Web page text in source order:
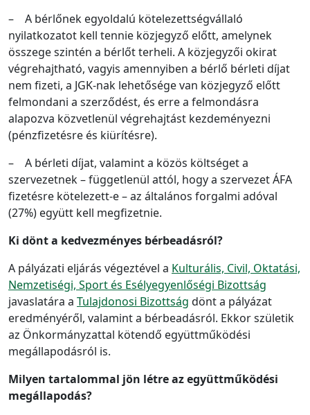
– A bérlőnek egyoldalú kötelezettségvállaló
nyilatkozatot kell tennie közjegyző előtt, amelynek
összege szintén a bérlőt terheli. A közjegyzői okirat
végrehajtható, vagyis amennyiben a bérlő bérleti díjat
nem fizeti, a JGK-nak lehetősége van közjegyző előtt
felmondani a szerződést, és erre a felmondásra
alapozva közvetlenül végrehajtást kezdeményezni
(pénzfizetésre és kiürítésre).
– A bérleti díjat, valamint a közös költséget a
szervezetnek – függetlenül attól, hogy a szervezet ÁFA
fizetésre kötelezett-e – az általános forgalmi adóval
(27%) együtt kell megfizetnie.
Ki dönt a kedvezményes bérbeadásról?
A pályázati eljárás végeztével a Kulturális, Civil, Oktatási,
Nemzetiségi, Sport és Esélyegyenlőségi Bizottság
javaslatára a Tulajdonosi Bizottság dönt a pályázat
eredményéről, valamint a bérbeadásról. Ekkor születik
az Önkormányzattal kötendő együttműködési
megállapodásról is.
Milyen tartalommal jön létre az együttműködési
megállapodás?